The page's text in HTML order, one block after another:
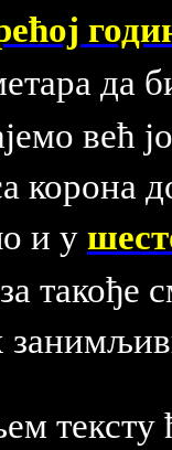
да
већ
корона
и у
такође
тексту